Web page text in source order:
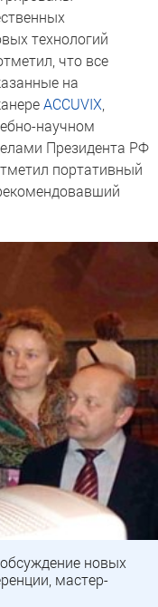
технологий
что все
на
ACCUVIX
научном
Президента РФ
портативный
новых
мастер-